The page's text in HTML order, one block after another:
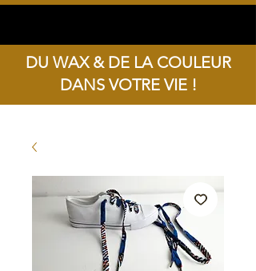
DU WAX & DE LA COULEUR
DANS VOTRE VIE !